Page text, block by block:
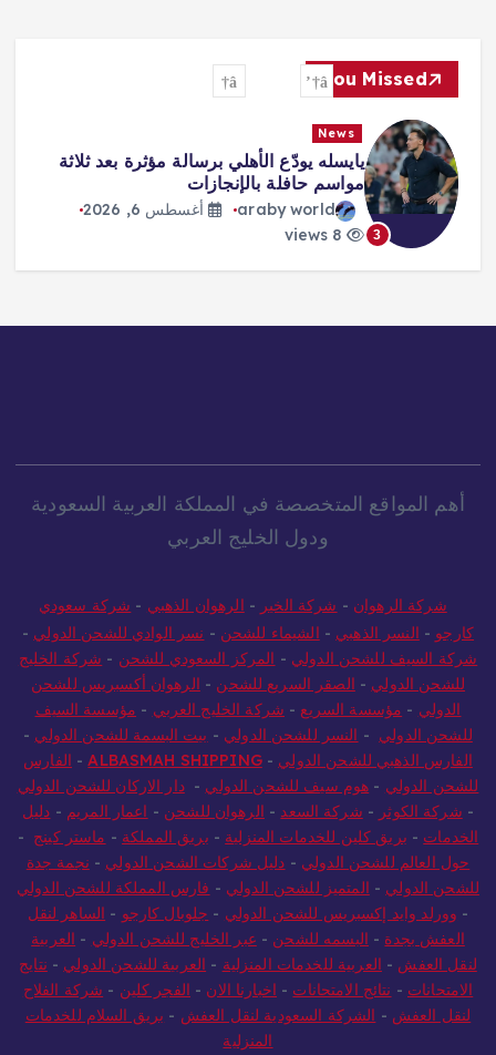
You Missed
3
News
يايسله يودّع الأهلي برسالة مؤثرة بعد ثلاثة
مواسم حافلة بالإنجازات
araby world
أغسطس 6, 2026
أهم المواقع المتخصصة في المملكة العربية السعودية
ودول الخليج العربي
شركة الرهوان - شركة الخير - الرهوان الذهبي - شركة سعودي
كارجو - النسر الذهبي - الشيماء للشحن - نسر الوادي للشحن الدولي -
شركة السيف للشحن الدولي - المركز السعودي للشحن - شركة الخليج
للشحن الدولي - الصقر السريع للشحن - الرهوان أكسبريس للشحن
الدولي - مؤسسة السريع - شركة الخليج العربي - مؤسسة السيف
للشحن الدولي - النسر للشحن الدولي - بيت البسمة للشحن الدولي -
الفارس الذهبي للشحن الدولي -
ALBASMAH SHIPPING
- الفارس
للشحن الدولي - هوم سيف للشحن الدولي -دار الاركان للشحن الدولي
- شركة الكوثر - شركة السعد - الرهوان للشحن - اعمار المريم - دليل
الخدمات - بريق كلين للخدمات المنزلية - بريق المملكة - ماستر كينج -
حول العالم للشحن الدولي - دليل شركات الشحن الدولي - نجمة جدة
للشحن الدولي - المتميز للشحن الدولي - فارس المملكة للشحن الدولي
- وورلد وايد إكسبريس للشحن الدولي - جلوبال كارجو - الساهر لنقل
العفش بجدة - البسمه للشحن - عبر الخليج للشحن الدولي - العربية
لنقل العفش - العربية للخدمات المنزلية - العربية للشحن الدولي - نتايج
الامتحانات - نتائج الامتحانات - اخبارنا الان - الفجر كلين - شركة الفلاح
لنقل العفش - الشركة السعودية لنقل العفش - بريق السلام للخدمات
المنزلية